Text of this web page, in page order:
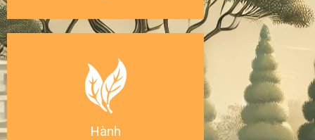
Hành